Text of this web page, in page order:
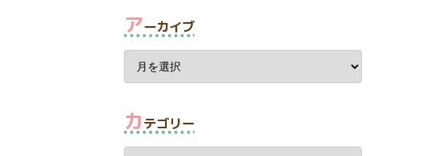
アーカイブ
カテゴリー